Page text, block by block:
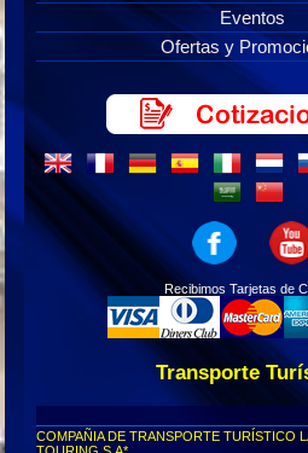
Eventos
Ofertas y
Recibimos Tarjetas de
Transporte
COMPAÑIA DE TRANSPORTE TURÍSTICO